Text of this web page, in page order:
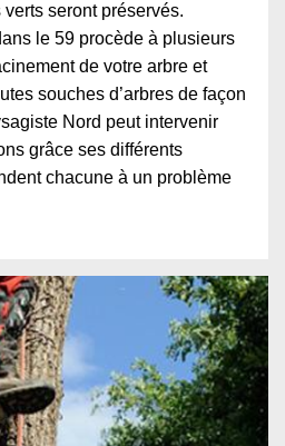
seront préservés.
le 59 procède à plusieurs
de votre arbre et
souches d’arbres de façon
Nord peut intervenir
grâce ses différents
chacune à un problème